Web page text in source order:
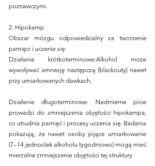
poznawczymi.
2. Hipokamp
Obszar mózgu odpowiedzialny za tworzenie
pamięci i uczenie się.
Działanie krótkoterminowe:Alkohol może
wywoływać amnezję następczą (blackouty) nawet
przy umiarkowanych dawkach.
Działanie długoterminowe: Nadmierne picie
prowadzi do zmniejszenia objętości hipokampa,
co utrudnia pamięć i procesy uczenia się. Badania
pokazują, że nawet osoby pijące umiarkowanie
(7–14 jednostek alkoholu tygodniowo) mogą mieć
mierzalne zmniejszenie objętości tej struktury.